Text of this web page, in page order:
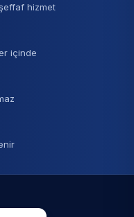
hizmet
içinde